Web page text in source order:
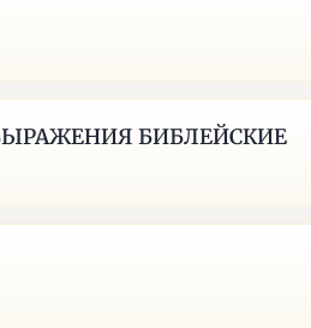
БИБЛЕЙСКИЕ